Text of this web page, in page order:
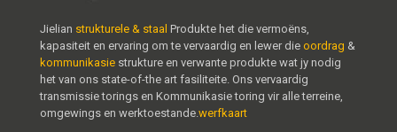
Jielian strukturele & staal Produkte het die vermoëns,
kapasiteit en ervaring om te vervaardig en lewer die oordrag &
kommunikasie strukture en verwante produkte wat jy nodig
het van ons state-of-the art fasiliteite. Ons vervaardig
transmissie torings en Kommunikasie toring vir alle terreine,
omgewings en werktoestande.werfkaart